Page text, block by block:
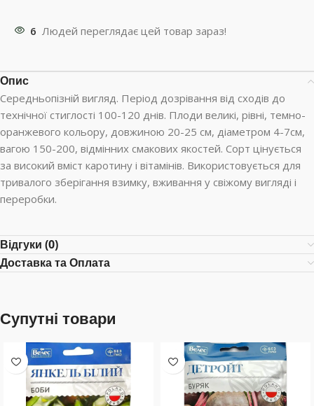
6 Людей переглядає цей товар зараз!
Опис
Середньопізній вигляд. Період дозрівання від сходів до
технічної стиглості 100-120 днів. Плоди великі, рівні, темно-
оранжевого кольору, довжиною 20-25 см, діаметром 4-7см,
вагою 150-200, відмінних смакових якостей. Сорт цінується
за високий вміст каротину і вітамінів. Використовується для
тривалого зберігання взимку, вживання у свіжому вигляді і
переробки.
Відгуки (0)
Доставка та Оплата
Супутні товари